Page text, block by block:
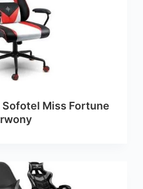
Miss Fortune